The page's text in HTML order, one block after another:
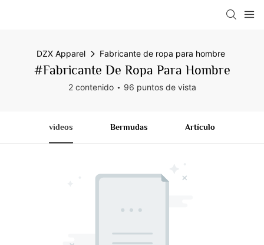
DZX Apparel Fabricante de ropa para hombre
#Fabricante De Ropa Para Hombre
2 contenido 96 puntos de vista
videos Bermudas Artículo